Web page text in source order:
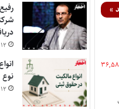
»
۱۲ مرداد ۱۴۰۵
۱۲ مرداد ۱۴۰۵